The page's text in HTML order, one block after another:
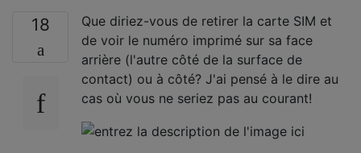
18
Que diriez-vous de retirer la carte SIM et
de voir le numéro imprimé sur sa face
arrière (l'autre côté de la surface de
contact) ou à côté? J'ai pensé à le dire au
cas où vous ne seriez pas au courant!